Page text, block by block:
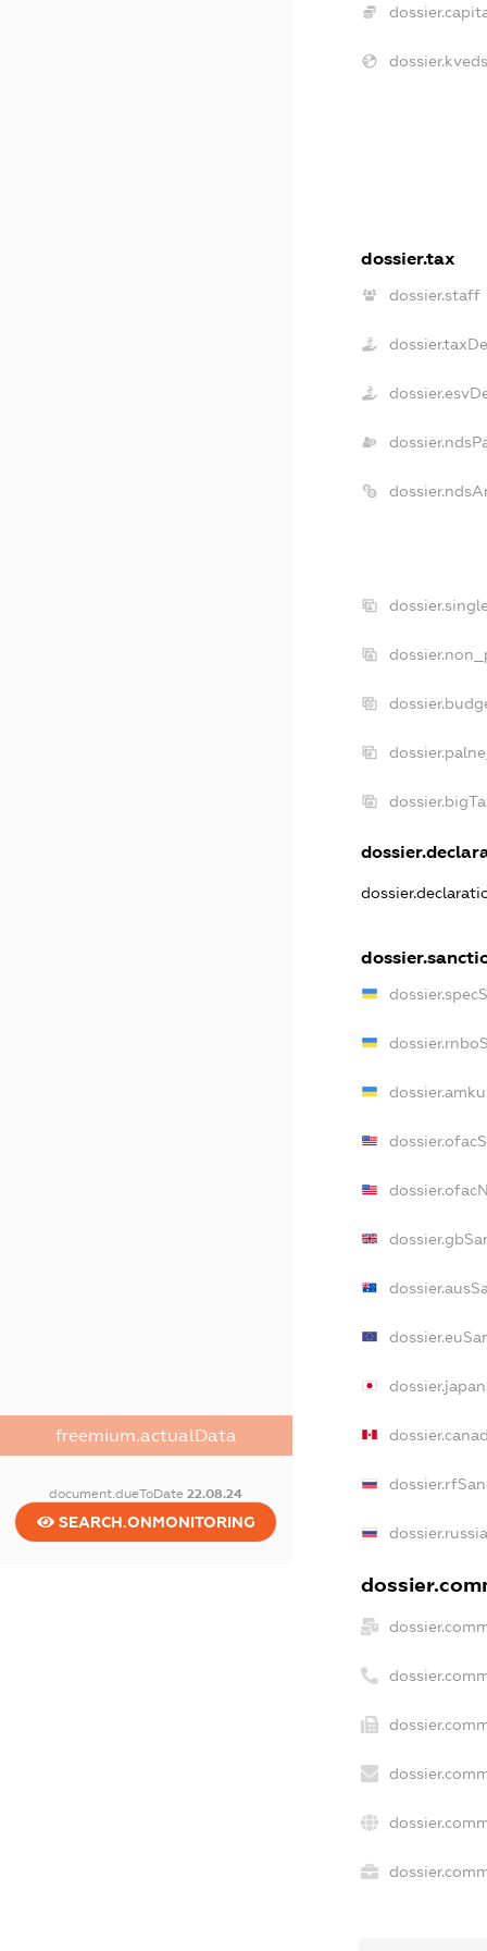
freemium.actualData
document.dueToDate22.08.24
SEARCH.ONMONITORING
dossier.tax
dossier.staff